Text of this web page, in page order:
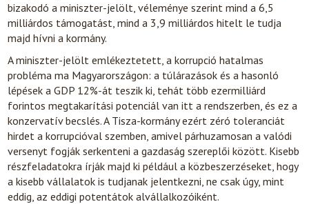
bizakodó a miniszter-jelölt, véleménye szerint mind a 6,5
milliárdos támogatást, mind a 3,9 milliárdos hitelt le tudja
majd hívni a kormány.
A miniszter-jelölt emlékeztetett, a korrupció hatalmas
probléma ma Magyarországon: a túlárazások és a hasonló
lépések a GDP 12%-át teszik ki, tehát több ezermilliárd
forintos megtakarítási potenciál van itt a rendszerben, és ez a
konzervatív becslés. A Tisza-kormány ezért zéró toleranciát
hirdet a korrupcióval szemben, amivel párhuzamosan a valódi
versenyt fogják serkenteni a gazdaság szereplői között. Kisebb
részfeladatokra írják majd ki például a közbeszerzéseket, hogy
a kisebb vállalatok is tudjanak jelentkezni, ne csak úgy, mint
eddig, az eddigi potentátok alvállalkozóiként.